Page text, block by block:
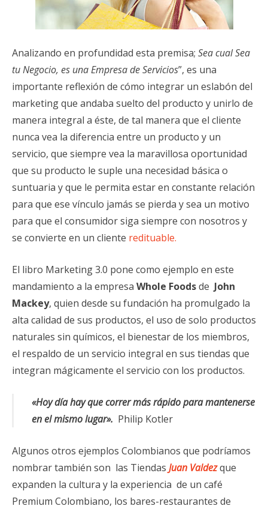
Analizando en profundidad esta premisa; Sea cual Sea
tu Negocio, es una Empresa de Servicios”, es una
importante reflexión de cómo integrar un eslabón del
marketing que andaba suelto del producto y unirlo de
manera integral a éste, de tal manera que el cliente
nunca vea la diferencia entre un producto y un
servicio, que siempre vea la maravillosa oportunidad
que su producto le suple una necesidad básica o
suntuaria y que le permita estar en constante relación
para que ese vínculo jamás se pierda y sea un motivo
para que el consumidor siga siempre con nosotros y
se convierte en un cliente redituable.
El libro Marketing 3.0 pone como ejemplo en este
mandamiento a la empresa Whole Foodsde John
Mackey, quien desde su fundación ha promulgado la
alta calidad de sus productos, el uso de solo productos
naturales sin químicos, el bienestar de los miembros,
el respaldo de un servicio integral en sus tiendas que
integran mágicamente el servicio con los productos.
«Hoy día hay que correr más rápido para mantenerse
en el mismo lugar». Philip Kotler
Algunos otros ejemplos Colombianos que podríamos
nombrar también son las Tiendas Juan Valdezque
expanden la cultura y la experiencia de un café
Premium Colombiano, los bares-restaurantes de